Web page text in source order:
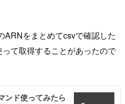
ARNをまとめてcsvで確認した
て取得することがあったので